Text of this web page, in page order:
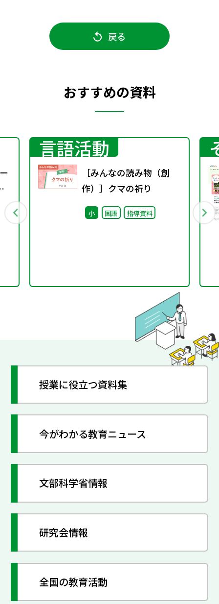
戻る
おすすめの資料
言語活動
［みんなの読み物（創
作）］クマの祈り
小 国語 指導資料
授業に役立つ資料集
今がわかる教育ニュース
文部科学省情報
研究会情報
全国の教育活動